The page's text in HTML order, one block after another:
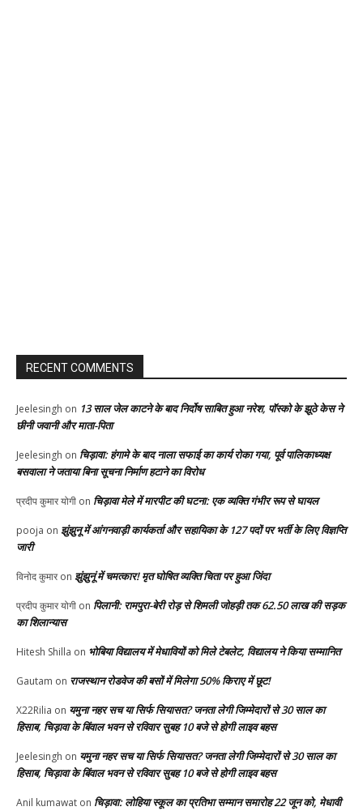
RECENT COMMENTS
Jeelesingh on 13 साल जेल काटने के बाद निर्दोष साबित हुआ नरेश, पॉस्को के झूठे केस ने
छीनी जवानी और माता-पिता
Jeelesingh on चिड़ावा: हंगामे के बाद नाला सफाई का कार्य रोका गया, पूर्व पालिकाध्यक्ष
बसवाला ने जताया बिना सूचना निर्माण हटाने का विरोध
प्रदीप कुमार योगी on चिड़ावा मेले में मारपीट की घटना: एक व्यक्ति गंभीर रूप से घायल
pooja on झुंझुनू में आंगनवाड़ी कार्यकर्ता और सहायिका के 127 पदों पर भर्ती के लिए विज्ञप्ति
जारी
विनोद कुमारon झुंझुनूं में चमत्कार! मृत घोषित व्यक्ति चिता पर हुआ जिंदा
प्रदीप कुमार योगी on पिलानी: रामपुरा-बेरी रोड़ से शिमली जोहड़ी तक 62.50 लाख की सड़क
का शिलान्यास
Hitesh Shilla on भोबिया विद्यालय में मेधावियों को मिले टेबलेट, विद्यालय ने किया सम्मानित
Gautam on राजस्थान रोडवेज की बसों में मिलेगा 50% किराए में छूट!
X22Rilia on यमुना नहर सच या सिर्फ सियासत? जनता लेगी जिम्मेदारों से 30 साल का
हिसाब, चिड़ावा के बिंवाल भवन से रविवार सुबह 10 बजे से होगी लाइव बहस
Jeelesingh on यमुना नहर सच या सिर्फ सियासत? जनता लेगी जिम्मेदारों से 30 साल का
हिसाब, चिड़ावा के बिंवाल भवन से रविवार सुबह 10 बजे से होगी लाइव बहस
Anil kumawat on चिड़ावा: लोहिया स्कूल का प्रतिभा सम्मान समारोह 22 जून को, मेधावी